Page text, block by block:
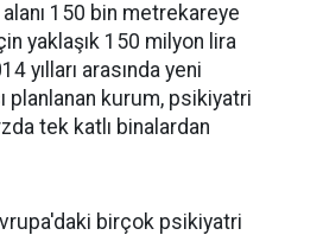
150 bin metrekareye
yaklaşık 150 milyon lira
yılları arasında yeni
planlanan kurum, psikiyatri
tek katlı binalardan
birçok psikiyatri